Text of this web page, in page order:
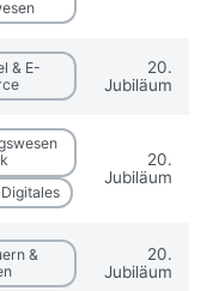
& E-
20.
Jubiläum
20.
Jubiläum
&
20.
Jubiläum